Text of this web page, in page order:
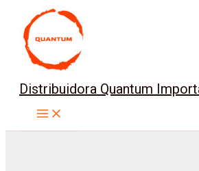
contenido
Distribuidora Quantum